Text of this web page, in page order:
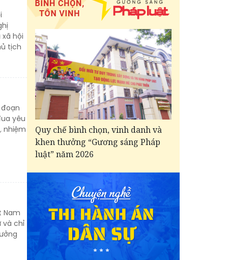
hội
tịch
yêu
nhiệm
Nam
và chỉ
Quy chế bình chọn, vinh danh và
khen thưởng “Gương sáng Pháp
luật” năm 2026